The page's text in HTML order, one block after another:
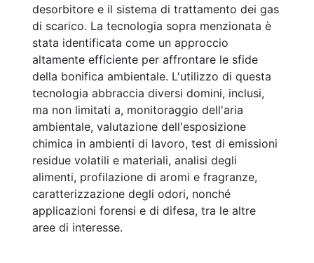
desorbitore e il sistema di trattamento dei gas
di scarico. La tecnologia sopra menzionata è
stata identificata come un approccio
altamente efficiente per affrontare le sfide
della bonifica ambientale. L'utilizzo di questa
tecnologia abbraccia diversi domini, inclusi,
ma non limitati a, monitoraggio dell'aria
ambientale, valutazione dell'esposizione
chimica in ambienti di lavoro, test di emissioni
residue volatili e materiali, analisi degli
alimenti, profilazione di aromi e fragranze,
caratterizzazione degli odori, nonché
applicazioni forensi e di difesa, tra le altre
aree di interesse.